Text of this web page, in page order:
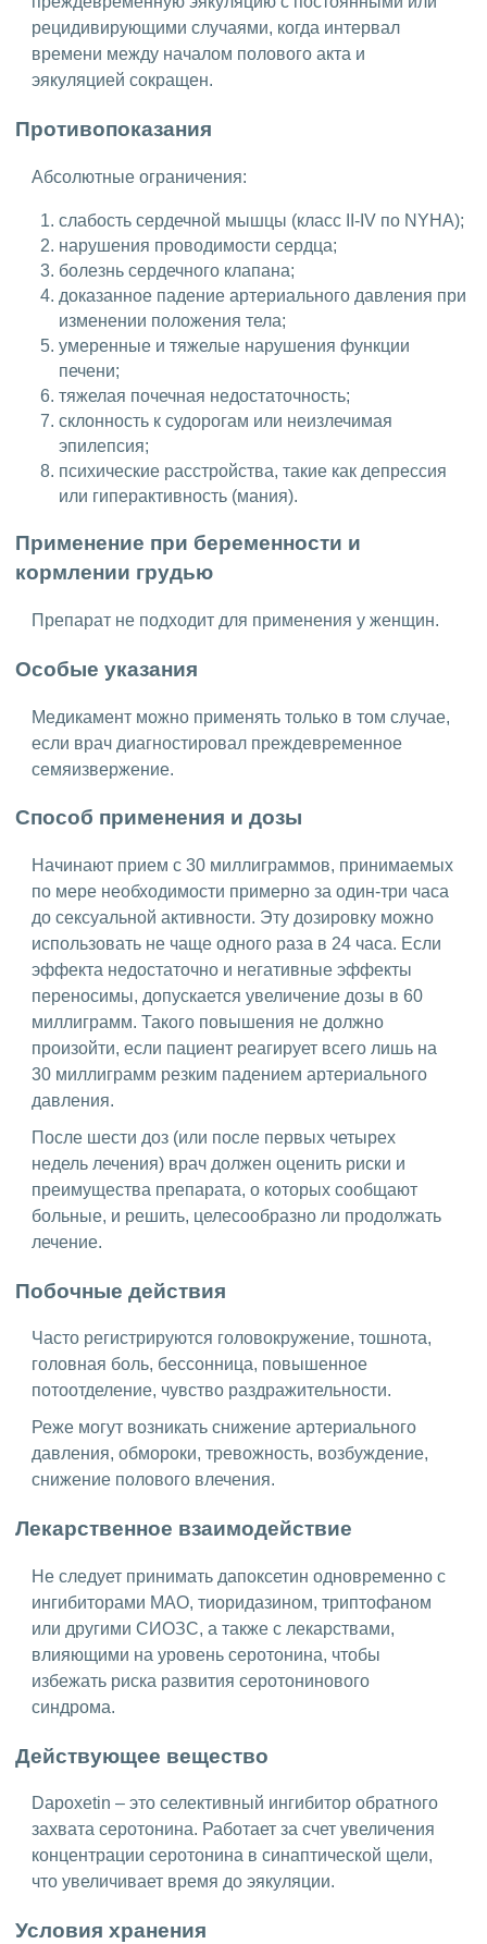
рецидивирующими случаями, когда интервал
времени между началом полового акта и
эякуляцией сокращен.
Противопоказания
Абсолютные ограничения:
слабость сердечной мышцы (класс II-IV по NYHA);
нарушения проводимости сердца;
болезнь сердечного клапана;
доказанное падение артериального давления при
изменении положения тела;
умеренные и тяжелые нарушения функции
печени;
тяжелая почечная недостаточность;
склонность к судорогам или неизлечимая
эпилепсия;
психические расстройства, такие как депрессия
или гиперактивность (мания).
Применение при беременности и
кормлении грудью
Препарат не подходит для применения у женщин.
Особые указания
Медикамент можно применять только в том случае,
если врач диагностировал преждевременное
семяизвержение.
Способ применения и дозы
Начинают прием с 30 миллиграммов, принимаемых
по мере необходимости примерно за один-три часа
до сексуальной активности. Эту дозировку можно
использовать не чаще одного раза в 24 часа. Если
эффекта недостаточно и негативные эффекты
переносимы, допускается увеличение дозы в 60
миллиграмм. Такого повышения не должно
произойти, если пациент реагирует всего лишь на
30 миллиграмм резким падением артериального
давления.
После шести доз (или после первых четырех
недель лечения) врач должен оценить риски и
преимущества препарата, о которых сообщают
больные, и решить, целесообразно ли продолжать
лечение.
Побочные действия
Часто регистрируются головокружение, тошнота,
головная боль, бессонница, повышенное
потоотделение, чувство раздражительности.
Реже могут возникать снижение артериального
давления, обмороки, тревожность, возбуждение,
снижение полового влечения.
Лекарственное взаимодействие
Не следует принимать дапоксетин одновременно с
ингибиторами МАО, тиоридазином, триптофаном
или другими СИОЗС, а также с лекарствами,
влияющими на уровень серотонина, чтобы
избежать риска развития серотонинового
синдрома.
Действующее вещество
Dapoxetin – это селективный ингибитор обратного
захвата серотонина. Работает за счет увеличения
концентрации серотонина в синаптической щели,
что увеличивает время до эякуляции.
Условия хранения